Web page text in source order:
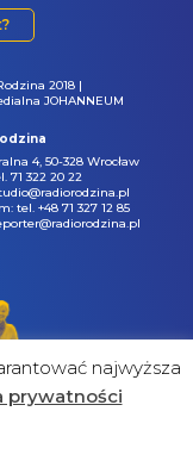
2018 |
JOHANNEUM
4, 50-328 Wrocław
71 322 20 22
tel. +48 71 327 12 85
najwyższa
prywatności